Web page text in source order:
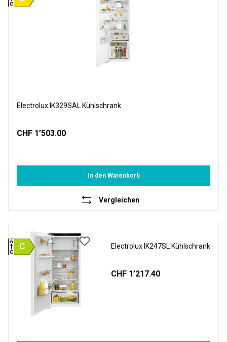
G
Electrolux IK329SAL Kühlschrank
CHF 1’503.00
In den Warenkorb
Vergleichen
C
A
G
Electrolux IK247SL Kühlschrank
CHF 1’217.40